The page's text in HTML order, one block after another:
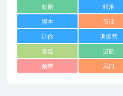
短剧 精准
脚本 节课
让你 训练营
赛道 进阶
频带 风口